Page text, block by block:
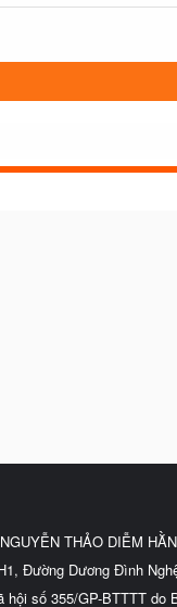
THẢO DIỄM
Đường Dương Đình
số 355/GP-BTTTT do